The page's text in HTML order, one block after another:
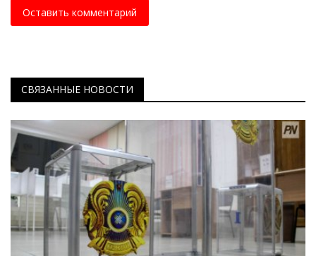
Оставить комментарий
СВЯЗАННЫЕ НОВОСТИ